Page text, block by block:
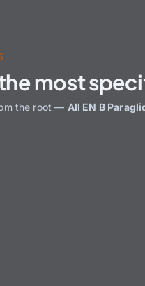
most
the root — All EN B